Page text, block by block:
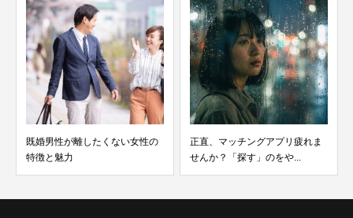
既婚男性が離したくない女性の
特徴と魅力
正直、マッチングアプリ疲れま
せんか？「探す」のをや...